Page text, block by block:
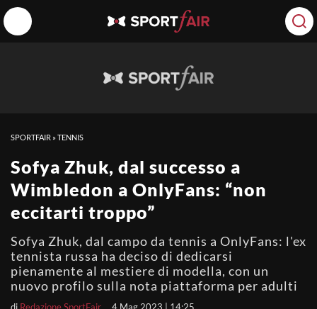
SPORTFAIR »TENNIS
Sofya Zhuk, dal successo a
Wimbledon a OnlyFans: “non
eccitarti troppo”
Sofya Zhuk, dal campo da tennis a OnlyFans: l'ex
tennista russa ha deciso di dedicarsi
pienamente al mestiere di modella, con un
nuovo profilo sulla nota piattaforma per adulti